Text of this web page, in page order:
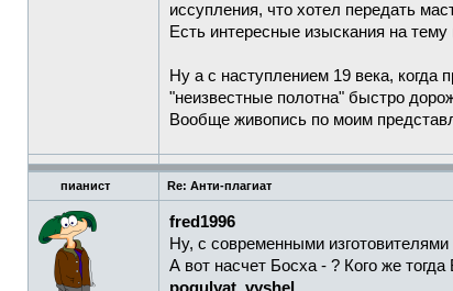
иссупления, что хотел передать
Есть интересные изыскания на
Ну а с наступлением 19 века, когда
"неизвестные полотна" быстро
Вообще живопись по моим
пианист Re: Анти-плагиат
fred1996
Ну, с современными
А вот насчет Босха - ? Кого же